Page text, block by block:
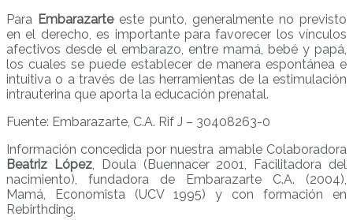
Para Embarazarte este punto, generalmente no previsto
en el derecho, es importante para favorecer los vínculos
afectivos desde el embarazo, entre mamá, bebé y papá,
los cuales se puede establecer de manera espontánea e
intuitiva o a través de las herramientas de la estimulación
intrauterina que aporta la educación prenatal.
Fuente: Embarazarte, C.A. Rif J – 30408263-0
Información concedida por nuestra amable Colaboradora
Beatriz López, Doula (Buennacer 2001, Facilitadora del
nacimiento), fundadora de Embarazarte C.A. (2004),
Mamá, Economista (UCV 1995) y con formación en
Rebirthding.